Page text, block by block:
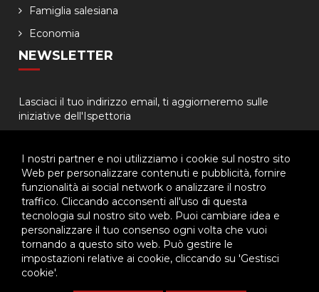
I nostri partner e noi utilizziamo i cookie sul nostro sito
Web per personalizzare contenuti e pubblicità, fornire
funzionalità ai social network o analizzare il nostro
traffico. Cliccando acconsenti all'uso di questa
tecnologia sul nostro sito web. Puoi cambiare idea e
personalizzare il tuo consenso ogni volta che vuoi
tornando a questo sito web. Può gestire le
impostazioni relative ai cookie, cliccando su 'Gestisci
cookie'.
Famiglia salesiana
Economia
NEWSLETTER
Lasciaci il tuo indirizzo email, ti aggiorneremo sulle
iniziative dell'Ispettoria
© 2026 - Ispettoria Salesiana Meridionale - All rights reserved. | P.IVA
80057280630 |
Privacy & Cookie Policy - Gestisci Cookie